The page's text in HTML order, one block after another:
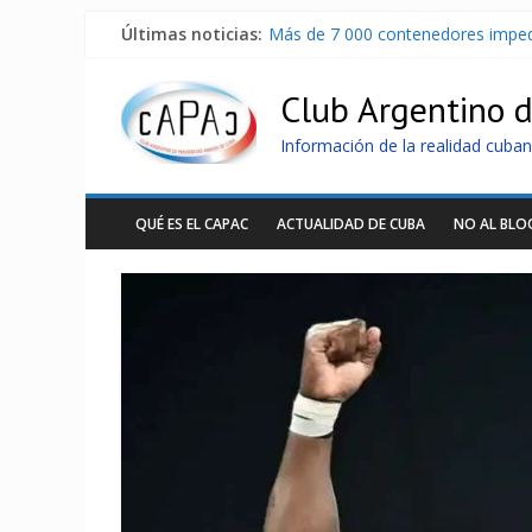
Últimas noticias: Más de 7 000 contenedores
China presenta robots que
La Habana avanza en
Club Argentino
Información de la realidad
QUÉ ES EL CAPAC ACTUALIDAD DE CUBA NO AL